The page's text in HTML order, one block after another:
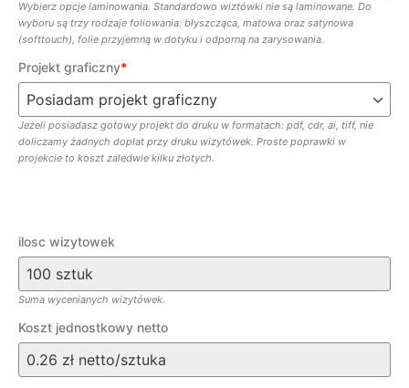
Wybierz opcje laminowania. Standardowo wiztówki nie są laminowane. Do
wyboru są trzy rodzaje foliowania: błyszcząca, matowa oraz satynowa
(softtouch), folie przyjemną w dotyku i odporną na zarysowania.
Projekt graficzny*
Jeżeli posiadasz gotowy projekt do druku w formatach: pdf, cdr, ai, tiff, nie
doliczamy żadnych dopłat przy druku wizytówek. Proste poprawki w
projekcie to koszt zaledwie kilku złotych.
ilosc wizytowek
Suma wycenianych wizytówek.
Koszt jednostkowy netto